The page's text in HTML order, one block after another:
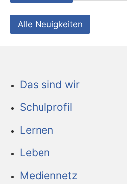
Alle Neuigkeiten
Das sind wir
Schulprofil
Lernen
Leben
Mediennetz